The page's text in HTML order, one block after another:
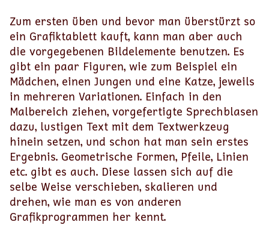
Zum ersten üben und bevor man überstürzt so
ein Grafiktablett kauft, kann man aber auch
die vorgegebenen Bildelemente benutzen. Es
gibt ein paar Figuren, wie zum Beispiel ein
Mädchen, einen Jungen und eine Katze, jeweils
in mehreren Variationen. Einfach in den
Malbereich ziehen, vorgefertigte Sprechblasen
dazu, lustigen Text mit dem Textwerkzeug
hinein setzen, und schon hat man sein erstes
Ergebnis. Geometrische Formen, Pfeile, Linien
etc. gibt es auch. Diese lassen sich auf die
selbe Weise verschieben, skalieren und
drehen, wie man es von anderen
Grafikprogrammen her kennt.